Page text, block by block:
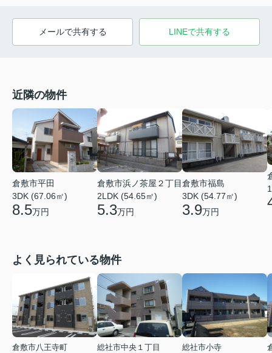
メールで共有する LINEで共有する
近隣の物件
倉敷市平田
3DK (67.06㎡)
8.5万円
倉敷市浜ノ茶屋２丁目
2LDK (54.65㎡)
5.3万円
倉敷市福島
3DK (54.77㎡)
3.9万円
よく見られている物件
倉敷市八王寺町
総社市中央１丁目
総社市小寺